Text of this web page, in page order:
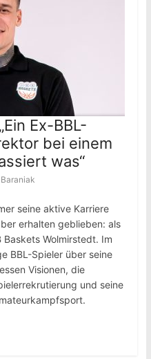
Ex-BBL-
bei einem
was“
seine aktive Karriere
erhalten geblieben: als
Wolmirstedt. Im
BBL-Spieler über seine
Visionen, die
und seine